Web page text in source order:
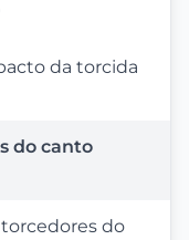
da torcida
do canto
do